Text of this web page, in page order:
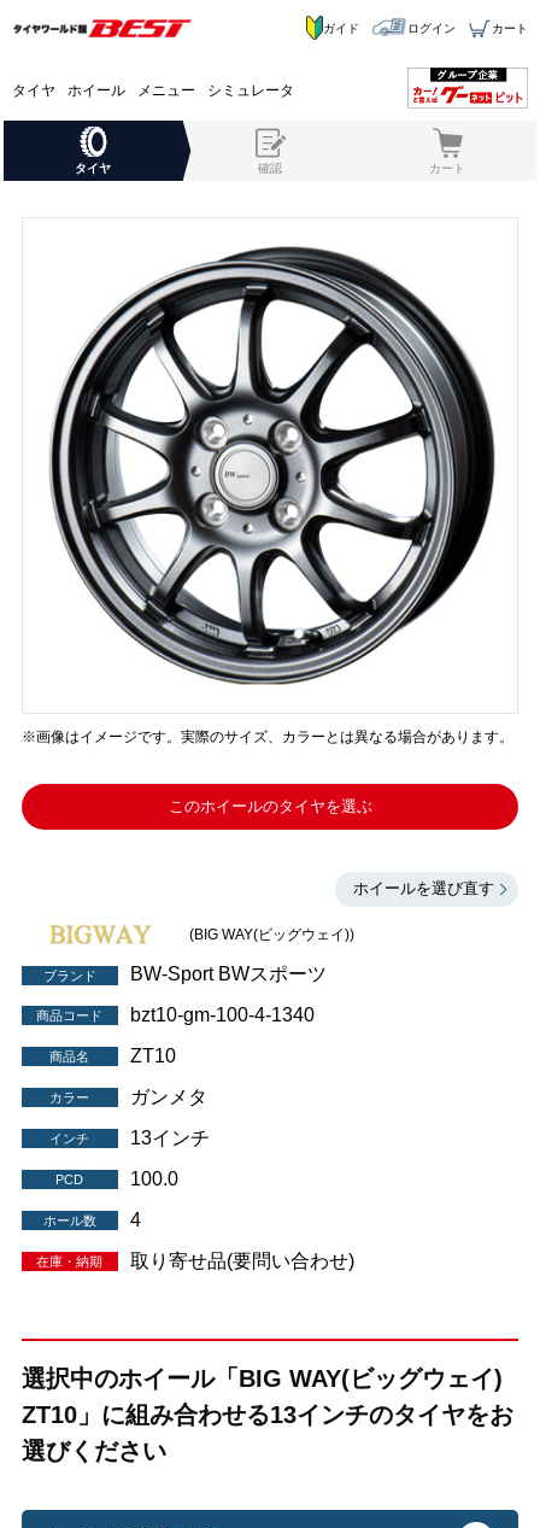
タイヤ ホイール メニュー シミュレータ
ガイド ログイン カート
タイヤ 確認 カート
※画像はイメージです。実際のサイズ、カラーとは異なる場合があります。
このホイールのタイヤを選ぶ
ホイールを選び直す
(BIG WAY(ビッグウェイ))
ブランド BW-Sport BWスポーツ
商品コード bzt10-gm-100-4-1340
商品名 ZT10
カラー ガンメタ
インチ 13インチ
PCD 100.0
ホール数 4
在庫・納期 取り寄せ品(要問い合わせ)
選択中のホイール「BIG WAY(ビッグウェイ)
ZT10」に組み合わせる13インチのタイヤをお
選びください